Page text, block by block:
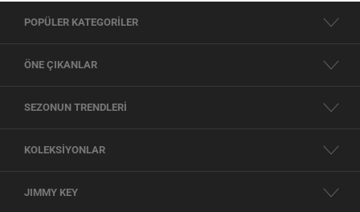
POPÜLER KATEGORİLER
ÖNE ÇIKANLAR
SEZONUN TRENDLERİ
KOLEKSİYONLAR
JIMMY KEY